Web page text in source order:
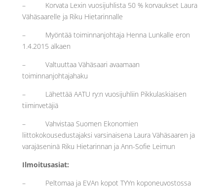
– Korvata Lexin vuosijuhlista 50 % korvaukset Laura
Vähäsaarelle ja Riku Hietarinnalle
– Myöntää toiminnanjohtaja Henna Lunkalle eron
1.4.2015 alkaen
– Valtuuttaa Vähäsaari avaamaan
toiminnanjohtajahaku
– Lähettää AATU ry:n vuosijuhliin Pikkulaskiaisen
tiiminvetäjiä
– Vahvistaa Suomen Ekonomien
liittokokousedustajaksi varsinaisena Laura Vähäsaaren ja
varajäseninä Riku Hietarinnan ja Ann-Sofie Leimun
Ilmoitusasiat:
– Peltomaa ja EVAn kopot TYYn koponeuvostossa